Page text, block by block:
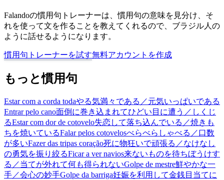
Falandoの慣用句トレーナーは、慣用句の意味を見分け、そ
れを使って文を作ることを教えてくれるので、ブラジル人の
ように話せるようになります。
慣用句トレーナーを試す無料アカウントを作成
もっと慣用句
Estar com a corda todaやる気満々である／元気いっぱいである
Entrar pelo cano面倒に巻き込まれてひどい目に遭う／しくじ
るEstar com dor de cotovelo失恋して落ち込んでいる／焼きも
ちを焼いているFalar pelos cotovelosべらべらしゃべる／口数
が多いFazer das tripas coração死に物狂いで頑張る／なけなし
の勇気を振り絞るFicar a ver navios来ないものを待ちぼうけす
る／当てが外れて何も得られないGolpe de mestre鮮やかな一
手／会心の妙手Golpe da barriga妊娠を利用して金銭目当てに